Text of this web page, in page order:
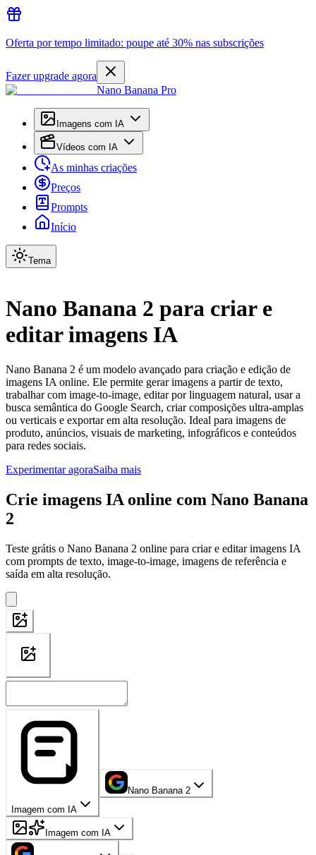
Oferta por tempo limitado: poupe até 30% nas subscrições
Fazer upgrade agora
Nano Banana Pro
Imagens com IA
Vídeos com IA
As minhas criações
Preços
Prompts
Início
Tema
Nano Banana 2 para criar e
editar imagens IA
Nano Banana 2 é um modelo avançado para criação e edição de
imagens IA online. Ele permite gerar imagens a partir de texto,
trabalhar com image-to-image, editar por linguagem natural, usar a
busca semântica do Google Search, criar composições ultra-amplas
ou verticais e exportar em alta resolução. Ideal para imagens de
produto, anúncios, visuais de marketing, infográficos e conteúdos
para redes sociais.
Experimentar agoraSaiba mais
Crie imagens IA online com Nano Banana
2
Teste grátis o Nano Banana 2 online para criar e editar imagens IA
com prompts de texto, image-to-image, imagens de referência e
saída em alta resolução.
Imagem com IA
Nano Banana 2
Imagem com IA